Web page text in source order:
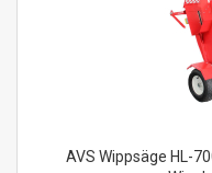
AVS Wippsäge HL-